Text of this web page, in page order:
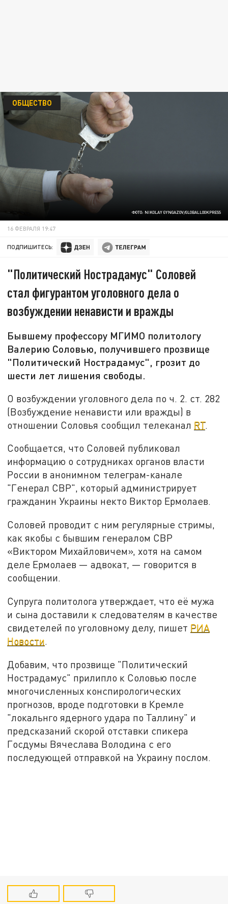
ФОТО: NIKOLAY GYNGAZOV/GLOBALLOOKPRESS
ОБЩЕСТВО
16 ФЕВРАЛЯ 19:47
ПОДПИШИТЕСЬ:
"Политический Нострадамус" Соловей
стал фигурантом уголовного дела о
возбуждении ненависти и вражды
Бывшему профессору МГИМО политологу
Валерию Соловью, получившего прозвище
"Политический Нострадамус", грозит до
шести лет лишения свободы.
О возбуждении уголовного дела по ч. 2. ст. 282
(Возбуждение ненависти или вражды) в
отношении Соловья сообщил телеканал RT.
Сообщается, что Соловей публиковал
информацию о сотрудниках органов власти
России в анонимном телеграм-канале
"Генерал СВР", который администрирует
гражданин Украины некто Виктор Ермолаев.
Соловей проводит с ним регулярные стримы,
как якобы с бывшим генералом СВР
«Виктором Михайловичем», хотя на самом
деле Ермолаев — адвокат, — говорится в
сообщении.
Супруга политолога утверждает, что её мужа
и сына доставили к следователям в качестве
свидетелей по уголовному делу, пишет РИА
Новости.
Добавим, что прозвище "Политический
Нострадамус" прилипло к Соловью после
многочисленных конспирологических
прогнозов, вроде подготовки в Кремле
"локальнго ядерного удара по Таллину" и
предсказаний скорой отставки спикера
Госдумы Вячеслава Володина с его
последующей отправкой на Украину послом.